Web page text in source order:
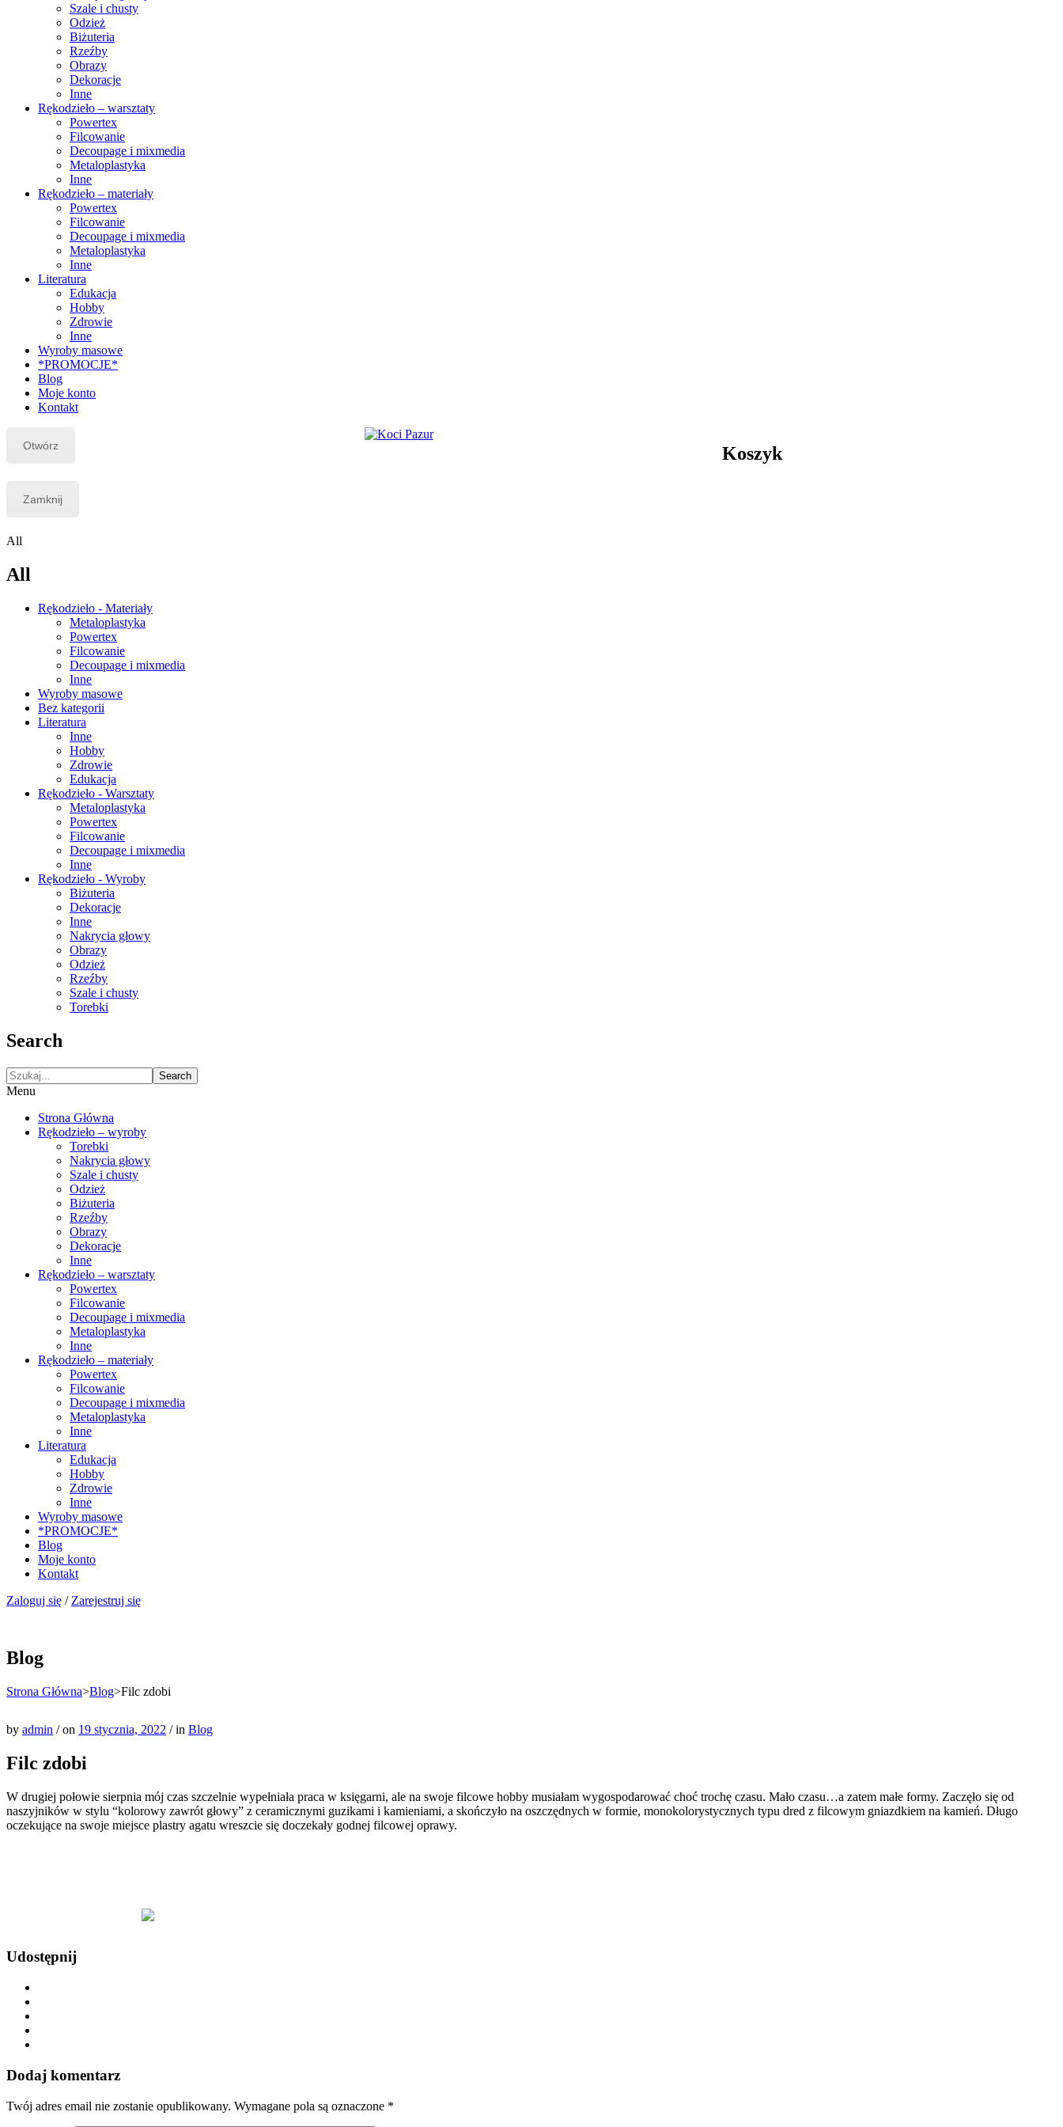
Szale i chusty
Odzież
Biżuteria
Rzeźby
Obrazy
Dekoracje
Inne
Rękodzieło – warsztaty
Powertex
Filcowanie
Decoupage i mixmedia
Metaloplastyka
Inne
Rękodzieło – materiały
Powertex
Filcowanie
Decoupage i mixmedia
Metaloplastyka
Inne
Literatura
Edukacja
Hobby
Zdrowie
Inne
Wyroby masowe
*PROMOCJE*
Blog
Moje konto
Kontakt
Otwórz
Zamknij
All
All
Rękodzieło - Materiały
Metaloplastyka
Powertex
Filcowanie
Decoupage i mixmedia
Inne
Wyroby masowe
Bez kategorii
Literatura
Inne
Hobby
Zdrowie
Edukacja
Rękodzieło - Warsztaty
Metaloplastyka
Powertex
Filcowanie
Decoupage i mixmedia
Inne
Rękodzieło - Wyroby
Biżuteria
Dekoracje
Inne
Nakrycia głowy
Obrazy
Odzież
Rzeźby
Szale i chusty
Torebki
Search
Search
Menu
Strona Główna
Rękodzieło – wyroby
Torebki
Nakrycia głowy
Szale i chusty
Odzież
Biżuteria
Rzeźby
Obrazy
Dekoracje
Inne
Rękodzieło – warsztaty
Powertex
Filcowanie
Decoupage i mixmedia
Metaloplastyka
Inne
Rękodzieło – materiały
Powertex
Filcowanie
Decoupage i mixmedia
Metaloplastyka
Inne
Literatura
Edukacja
Hobby
Zdrowie
Inne
Wyroby masowe
*PROMOCJE*
Blog
Moje konto
Kontakt
Zaloguj się / Zarejestruj się
Koszyk
Blog
Strona Główna>Blog>Filc zdobi
by admin / on 19 stycznia, 2022 / in Blog
Filc zdobi
W drugiej połowie sierpnia mój czas szczelnie wypełniała praca w księgarni, ale na swoje filcowe hobby musiałam wygospodarować choć trochę czasu. Mało czasu…a zatem małe formy. Zaczęło się od
naszyjników w stylu “kolorowy zawrót głowy” z ceramicznymi guzikami i kamieniami, a skończyło na oszczędnych w formie, monokolorystycznych typu dred z filcowym gniazdkiem na kamień. Długo
oczekujące na swoje miejsce plastry agatu wreszcie się doczekały godnej filcowej oprawy.
Udostępnij
Dodaj komentarz
Twój adres email nie zostanie opublikowany. Wymagane pola są oznaczone *